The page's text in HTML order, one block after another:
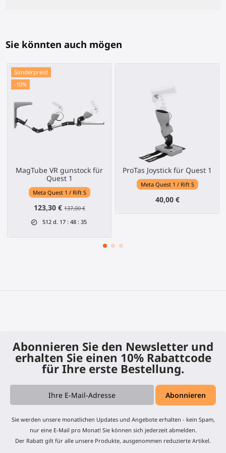
Sie könnten auch mögen
Sonderpreis!
-10%
MagTube VR gunstock für
Quest 1
Meta Quest 1 / Rift S
123,30 € 137,00 €
512 d. 17 :48 :35
ProTas Joystick für Quest 1
Meta Quest 1 / Rift S
40,00 €
Abonnieren Sie den Newsletter und
erhalten Sie einen 10% Rabattcode
für Ihre erste Bestellung.
Sie werden unsere monatlichen Updates und Angebote erhalten - kein Spam,
nur eine E-Mail pro Monat! Sie können sich jederzeit abmelden.
Der Rabatt gilt für alle unsere Produkte, ausgenommen reduzierte Artikel.